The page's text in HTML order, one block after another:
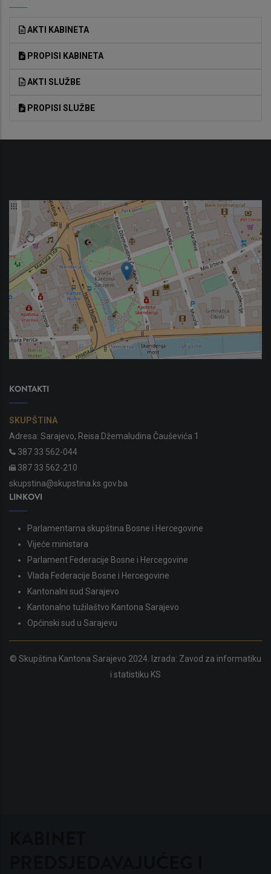
AKTI KABINETA
PROPISI KABINETA
AKTI SLUŽBE
PROPISI SLUŽBE
KONTAKTI
SKUPŠTINA
Adresa: Sarajevo, Reisa Džemaludina Čauševića 1
387 33 562-044
387 33 562-210
skupstina@skupstina.ks.gov.ba
LINKOVI
Parlamentarna skupština Bosne i Hercegovine
Vijeće ministara
Parlament Federacije Bosne i Hercegovine
Vlada Federacije Bosne i Hercegovine
Kantonalni sud Sarajevo
Kantonalno tužilaštvo Kantona Sarajevo
Općinski sud u Sarajevu
© Skupština Kantona Sarajevo 2024. Izrada: Zavod za informatiku
i statistiku KS